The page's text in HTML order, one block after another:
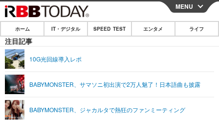
CLOSE
ホーム
IT・デジタル
ショッピング その他
SPEED TEST
エンタメ
エンタメTOP 映画・ドラマ
ライフ
MENU
ホーム IT・デジタル SPEED TEST エンタメ ライフ
注目記事
10G光回線導入レポ
BABYMONSTER、サマソニ初出演で2万人魅了！日本語曲も披露
BABYMONSTER、ジャカルタで熱狂のファンミーティング